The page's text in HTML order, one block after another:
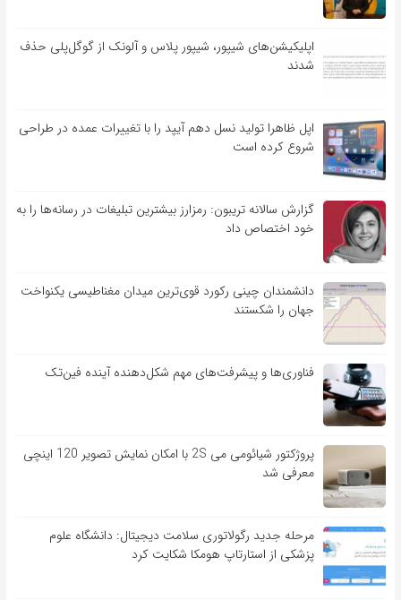
اپلیکیشن‌های شیپور، شیپور پلاس و آلونک از گوگل‌پلی حذف
شدند
اپل ظاهرا تولید نسل دهم آیپد را با تغییرات عمده در طراحی
شروع کرده است
گزارش سالانه تریبون: رمزارز بیشترین تبلیغات در رسانه‌ها را به
خود اختصاص داد
دانشمندان چینی رکورد قوی‌ترین میدان مغناطیسی یکنواخت
جهان را شکستند
فناوری‌ها و پیشرفت‌های مهم شکل‌دهنده آینده فین‌تک
پروژکتور شیائومی می 2S با امکان نمایش تصویر 120 اینچی
معرفی شد
مرحله جدید رگولاتوری سلامت دیجیتال: دانشگاه علوم
پزشکی از استارتاپ هومکا شکایت کرد